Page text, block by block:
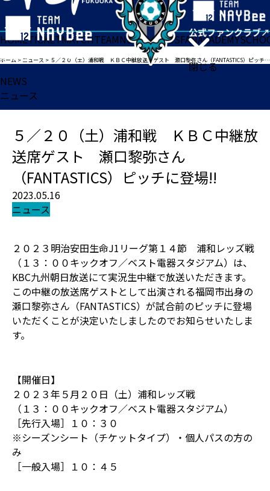
閉じる
HOMETICKETMATCHTEAMNEWSGOODSFANACADEMY
ホーム >ニュース > ５／２０（土）浦和戦 ＫＢＣ中継放送席ゲスト 瀬口黎弥さん（FANTASTICS）ピッチに登場!!
NEWS
ニュース
５／２０（土）浦和戦 ＫＢＣ中継放
送席ゲスト 瀬口黎弥さん
（FANTASTICS）ピッチに登場!!
2023.05.16
ニュース
２０２３明治安田生命J1リーグ第１４節 浦和レッズ戦
（１３：００キックオフ／ベスト電器スタジアム）は、
KBC九州朝日放送にて実況生中継で放送いただきます。
この中継の放送席ゲストとして出演される福岡市出身の
瀬口黎弥さん（FANTASTICS）が試合前のピッチに登場
いただくことが決定いたしましたのでお知らせいたしま
す。
【開催日】
２０２３年５月２０日（土）浦和レッズ戦
（１３：００キックオフ／ベスト電器スタジアム）
［先行入場］１０：３０
※シーズンシート（チケットタイプ）・個人パスの方の
み
［一般入場］１０：４５